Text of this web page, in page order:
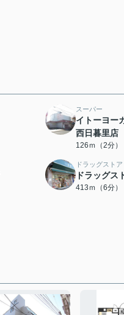
スーパー
イトーヨー
西日暮里店
126ｍ（2分）
ドラッグストア
ドラッグス
413ｍ（6分）